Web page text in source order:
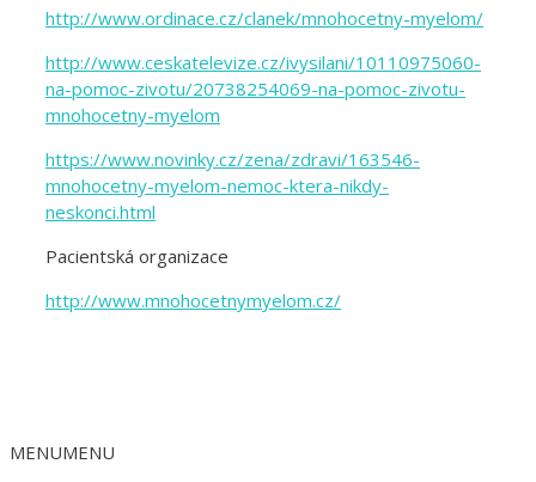
http://www.ordinace.cz/clanek/mnohocetny-myelom/
http://www.ceskatelevize.cz/ivysilani/10110975060-
na-pomoc-zivotu/20738254069-na-pomoc-zivotu-
mnohocetny-myelom
https://www.novinky.cz/zena/zdravi/163546-
mnohocetny-myelom-nemoc-ktera-nikdy-
neskonci.html
Pacientská organizace
http://www.mnohocetnymyelom.cz/
MENUMENU